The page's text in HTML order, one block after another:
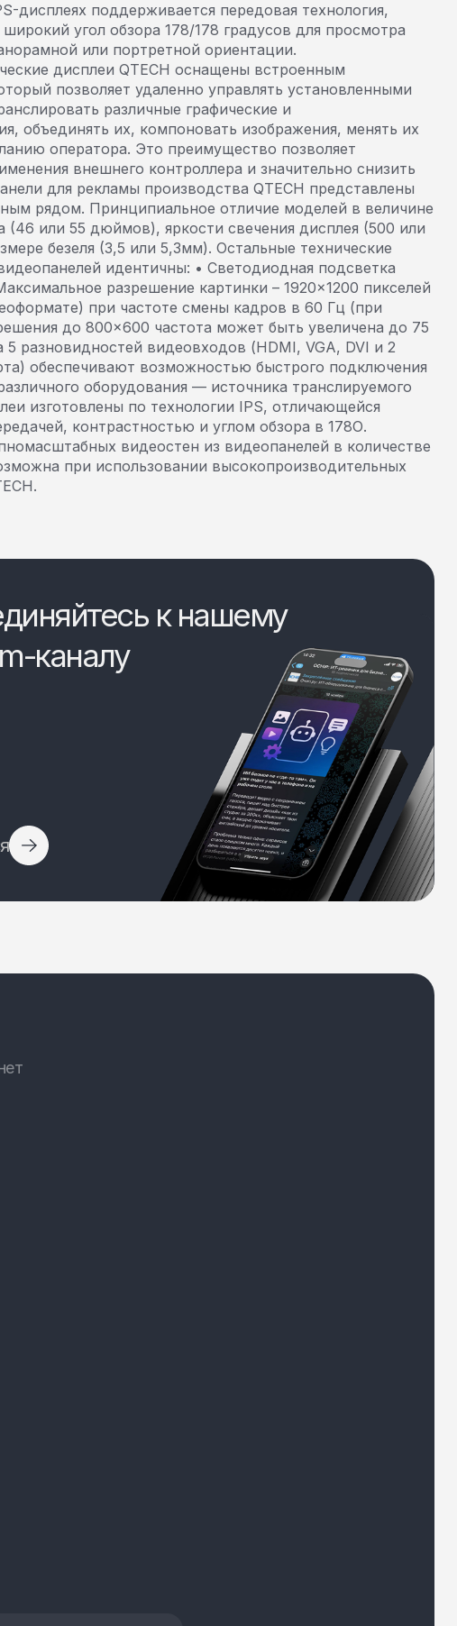
дисплеях поддерживается передовая технология,
угол обзора 178/178 градусов для просмотра
или портретной ориентации.
дисплеи QTECH оснащены встроенным
позволяет удаленно управлять установленными
различные графические и
объединять их, компоновать изображения, менять их
оператора. Это преимущество позволяет
внешнего контроллера и значительно снизить
для рекламы производства QTECH представлены
рядом. Принципиальное отличие моделей в величине
(46 или 55 дюймов), яркости свечения дисплея (500 или
безеля (3,5 или 5,3мм). Остальные технические
идентичны: • Светодиодная подсветка
разрешение картинки – 1920×1200 пикселей
при частоте смены кадров в 60 Гц (при
до 800×600 частота может быть увеличена до 75
разновидностей видеовходов (HDMI, VGA, DVI и 2
обеспечивают возможностью быстрого подключения
оборудования — источника транслируемого
изготовлены по технологии IPS, отличающейся
контрастностью и углом обзора в 178О.
видеостен из видеопанелей в количестве
при использовании высокопроизводительных
к нашему
каналу